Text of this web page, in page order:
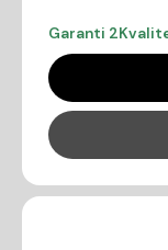
Garanti 2